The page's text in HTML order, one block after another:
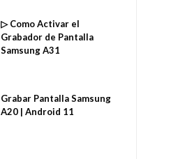
▷ Como Activar el
Grabador de Pantalla
Samsung A31
Grabar Pantalla Samsung
A20 | Android 11